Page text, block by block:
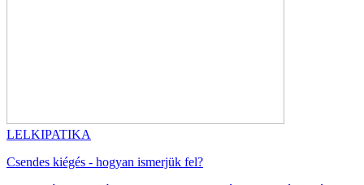
LELKIPATIKA
Csendes kiégés - hogyan ismerjük fel?